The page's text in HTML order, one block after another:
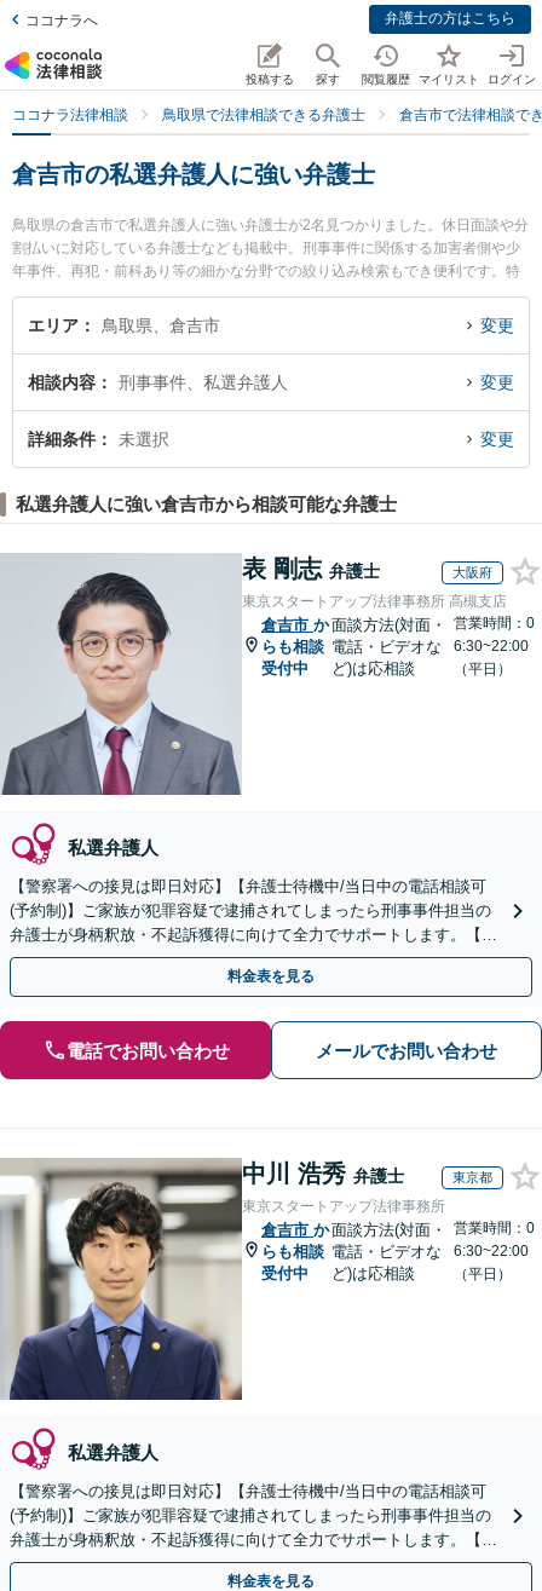
ココナラへ 弁護士の方はこちら
投稿する 探す 閲覧履歴 マイリスト ログイン
ココナラ法律相談 鳥取県で法律相談できる弁護士 倉吉市で法律相談で
倉吉市の私選弁護人に強い弁護士
鳥取県の倉吉市で私選弁護人に強い弁護士が2名見つかりました。休日面談や分
割払いに対応している弁護士なども掲載中。刑事事件に関係する加害者側や少
年事件、再犯・前科あり等の細かな分野での絞り込み検索もでき便利です。特
に倉吉うつぶき法律事務所の濵田 卓志弁護士や倉吉ひかり法律事務所の辻本 周
平弁護士のプロフィール情報や弁護士費用、強みなどが注目されています。
い』『初回相談無料で私選弁護人を法律相談できる倉吉市内の弁護士に相談予
約したい』などでお困りの相談者さんにおすすめです。
エリア 鳥取県、倉吉市 変更
相談内容 刑事事件、私選弁護人 変更
詳細条件 未選択 変更
私選弁護人に強い倉吉市から相談可能な弁護士
表 剛志 弁護士 大阪府
東京スタートアップ法律事務所 高槻支店
倉吉市 か
らも相談
受付中
面談方法(対面・
電話・ビデオな
ど)は応相談
営業時間：0
6:30~22:00
（平日）
私選弁護人
【警察署への接見は即日対応】【弁護士待機中/当日中の電話相談可
(予約制)】ご家族が犯罪容疑で逮捕されてしまったら刑事事件担当の
弁護士が身柄釈放・不起訴獲得に向けて全力でサポートします。【毎
月100名以上の相談実績】【全国対応】
料金表を見る
電話でお問い合わせ メールでお問い合わせ
中川 浩秀 弁護士 東京都
東京スタートアップ法律事務所
倉吉市 か
らも相談
受付中
面談方法(対面・
電話・ビデオな
ど)は応相談
営業時間：0
6:30~22:00
（平日）
私選弁護人
【警察署への接見は即日対応】【弁護士待機中/当日中の電話相談可
(予約制)】ご家族が犯罪容疑で逮捕されてしまったら刑事事件担当の
弁護士が身柄釈放・不起訴獲得に向けて全力でサポートします。【毎
月100名以上の相談実績】【全国対応】
料金表を見る